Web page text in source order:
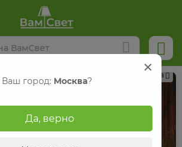
Реклама
Ваш город: Москва?
Да, верно